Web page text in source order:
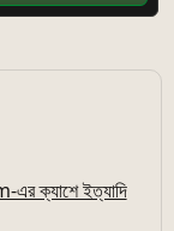
ক্যাশে ইত্যাদি